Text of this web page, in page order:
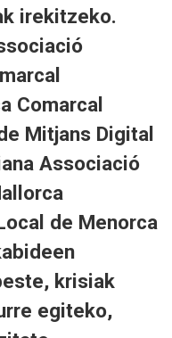
irekitzeko.
Comarcal
Mitjans Digital
Associació
de Menorca
krisiak
egiteko,